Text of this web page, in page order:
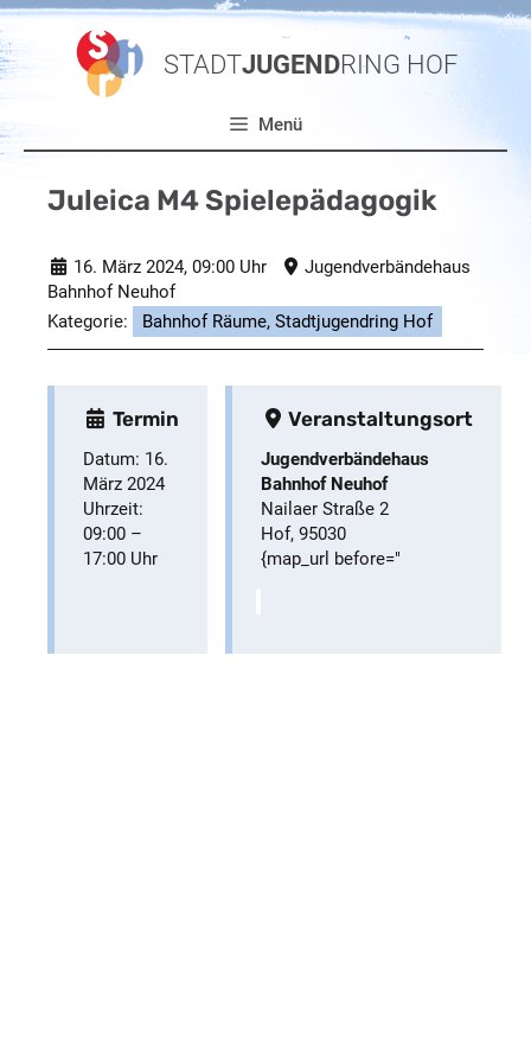
Zum
Inhalt
springen
STADTJUGENDRING HOF
Menü
Juleica M4 Spielepädagogik
16. März 2024, 09:00 Uhr
Jugendverbändehaus
Bahnhof Neuhof
Kategorie:
Bahnhof Räume, Stadtjugendring Hof
Termin
Datum: 16.
März 2024
Uhrzeit:
09:00 –
17:00 Uhr
Veranstaltungsort
Jugendverbändehaus
Bahnhof Neuhof
Nailaer Straße 2
Hof,95030
{map_url before="